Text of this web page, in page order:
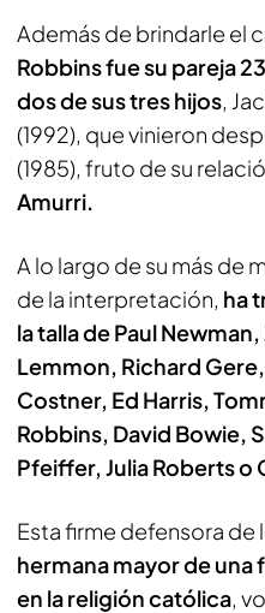
Además de brindarle el
Robbins fue su pareja
dos de sus tres hijos,
(1992), que vinieron
(1985), fruto de su
Amurri.
A lo largo de su más de
de la interpretación, ha
la talla de Paul
Lemmon, Richard
Costner, Ed Harris,
Robbins, David Bowie,
Pfeiffer, Julia Roberts o
Esta firme defensora de
hermana mayor de una
en la religión católica,